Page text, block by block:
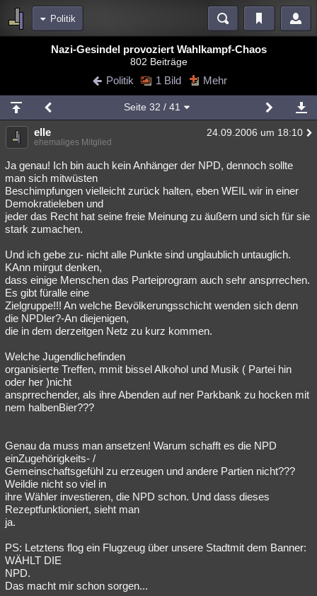
Politik
Blogs Videos
Chat Wiki Neuigkeiten
meine Rubriken
Menschen Mystery Kriminalfälle
Spiritualität Verschwörungen Technologie Ufologie
Natur Umfragen Unterhaltung
weitere Rubriken
Philosophie
Astronomie Helpdesk Gruppen Gaming Filme
Musik Clash Verbesserungen English
Übersichten
Besucht Teilgenommen Alle Neue
Lesenswert Schlüsselwörter
Nazi-Gesindel provoziert Wahlkampf-Chaos
802 Beiträge
Politik 1 Bild Mehr
Seite 32 / 41
elle 24.09.2006 um 18:10
ehemaliges Mitglied
Ja genau! Ich bin auch kein Anhänger der NPD, dennoch sollte
man sich mitwüsten
Beschimpfungen vielleicht zurück halten, eben WEIL wir in einer
Demokratieleben und
jeder das Recht hat seine freie Meinung zu äußern und sich für sie
stark zumachen.
Und ich gebe zu- nicht alle Punkte sind unglaublich untauglich.
KAnn mirgut denken,
dass einige Menschen das Parteiprogram auch sehr ansprrechen.
Es gibt füralle eine
Zielgruppe!!! An welche Bevölkerungsschicht wenden sich denn
die NPDler?-An diejenigen,
die in dem derzeitgen Netz zu kurz kommen.
Welche Jugendlichefinden
organisierte Treffen, mmit bissel Alkohol und Musik ( Partei hin
oder her )nicht
ansprrechender, als ihre Abenden auf ner Parkbank zu hocken mit
nem halbenBier???
Genau da muss man ansetzen! Warum schafft es die NPD
einZugehörigkeits- /
Gemeinschaftsgefühl zu erzeugen und andere Partien nicht???
Weildie nicht so viel in
ihre Wähler investieren, die NPD schon. Und dass dieses
Rezeptfunktioniert, sieht man
ja.
PS: Letztens flog ein Flugzeug über unsere Stadtmit dem Banner:
WÄHLT DIE
NPD.
Das macht mir schon sorgen...